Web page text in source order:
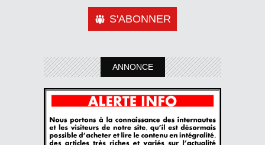
S'ABONNER
ANNONCE